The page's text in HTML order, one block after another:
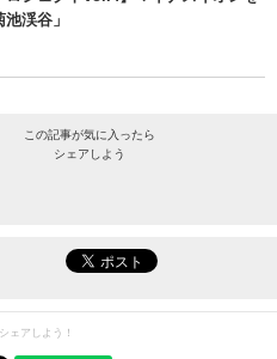
渓谷」
この記事が気に入ったら
シェアしよう
最新情報をお届けします。
ェアしよう！